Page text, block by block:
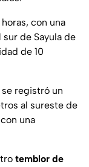
con una
de Sayula de
de 10
se registró un
al sureste de
una
temblor de